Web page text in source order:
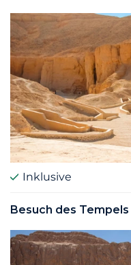
Inklusive
Besuch des